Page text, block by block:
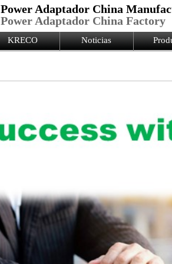
Power Adaptador China
Power Adaptador China Factory
KRECO Noticias